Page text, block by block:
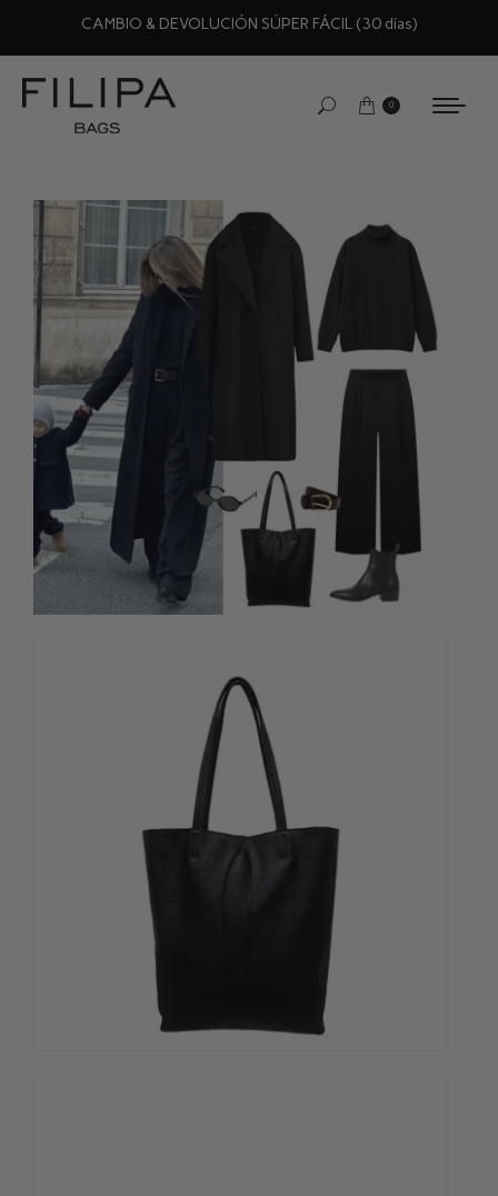
CAMBIO & DEVOLUCIÓN SÚPER FÁCIL (30 días)
0